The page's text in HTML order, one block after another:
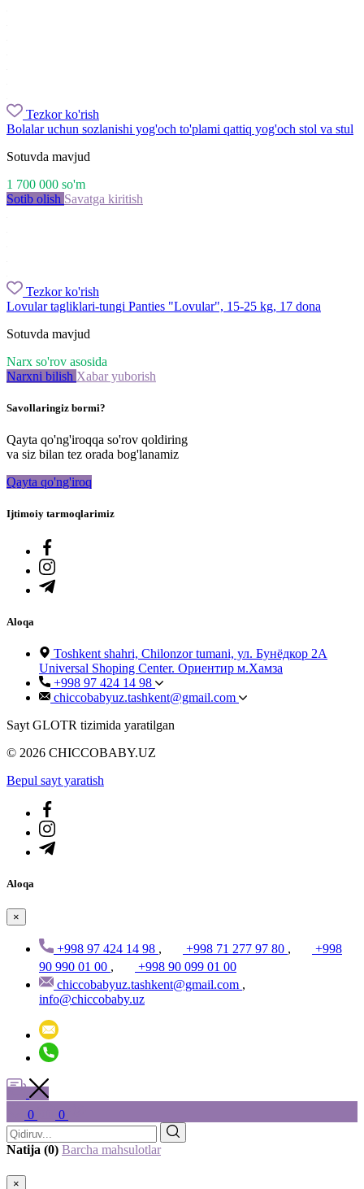
Tezkor ko'rish
Bolalar uchun sozlanishi yog'och to'plami qattiq yog'och stol va stul
Sotuvda mavjud
1 700 000 so'm
Sotib olish Savatga kiritish
Tezkor ko'rish
Lovular tagliklari-tungi Panties "Lovular", 15-25 kg, 17 dona
Sotuvda mavjud
Narx so'rov asosida
Narxni bilish Xabar yuborish
Savollaringiz bormi?
Qayta qo'ng'iroqqa so'rov qoldiring
va siz bilan tez orada bog'lanamiz
Qayta qo'ng'iroq
Ijtimoiy tarmoqlarimiz
Aloqa
Toshkent shahri, Chilonzor tumani, ул. Бунёдкор 2А
Universal Shoping Center. Ориентир м.Хамза
+998 97 424 14 98
chiccobabyuz.tashkent@gmail.com
Sayt GLOTR tizimida yaratilgan
© 2026 CHICCOBABY.UZ
Bepul sayt yaratish
Aloqa
×
+998 97 424 14 98 , +998 71 277 97 80 ,
+998
90 990 01 00 ,
+998 90 099 01 00
chiccobabyuz.tashkent@gmail.com ,
info@chiccobaby.uz
0 0
Natija (0) Barcha mahsulotlar
×